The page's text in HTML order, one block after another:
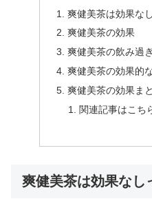
爽健美茶は効果な
爽健美茶の効果
爽健美茶の飲み過
爽健美茶の効果的
爽健美茶の効果ま
関連記事はこち
爽健美茶は効果なし